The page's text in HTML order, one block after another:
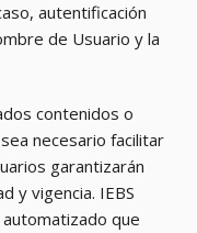
autentificación
de Usuario y la
contenidos o
necesario facilitar
garantizarán
y vigencia. IEBS
que